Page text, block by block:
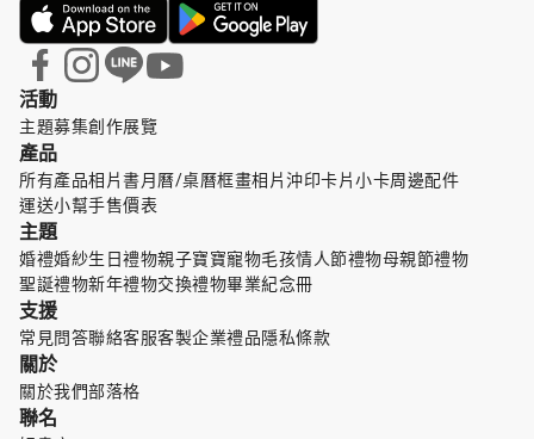
活動
主題募集創作展覽
產品
所有產品相片書月曆/桌曆框畫相片沖印卡片小卡周邊配件
運送小幫手售價表
主題
婚禮婚紗生日禮物親子寶寶寵物毛孩情人節禮物母親節禮物
聖誕禮物新年禮物交換禮物畢業紀念冊
支援
常見問答聯絡客服客製企業禮品隱私條款
關於
關於我們部落格
聯名